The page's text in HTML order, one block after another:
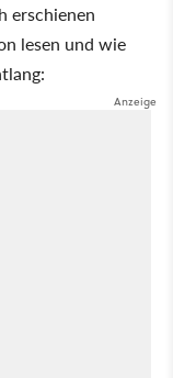
erschienen
lesen und wie